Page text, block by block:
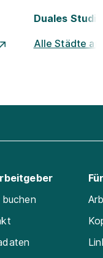
Duales
Alle Städte